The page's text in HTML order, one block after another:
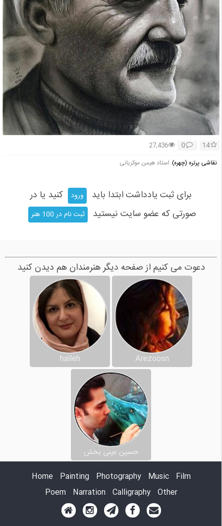
14
0
27,436
نقاشی پرتره (چهره) استاد هیمن موکریانی
برای ثبت یادداشت ابتدا باید ورود
کنید یا در
صورتی که عضو سایت نیستید
ثبت نام در 100 هنر
دعوت می کنیم از صفحه دیگر هنرمندان هم دیدن کنید
Arezoosn
halleh
حسین عینی بخش
Home
Painting Photography Music
Film
Poem
Narration Calligraphy Other